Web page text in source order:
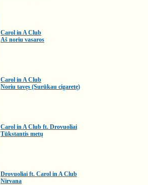
Carol in A Club
Aš noriu vasaros
Carol in A Club
Noriu tavęs (Surūkau cigaretę)
Carol in A Club ft. Drovuoliai
Tūkstantis metų
Drovuoliai ft. Carol in A Club
Nirvana